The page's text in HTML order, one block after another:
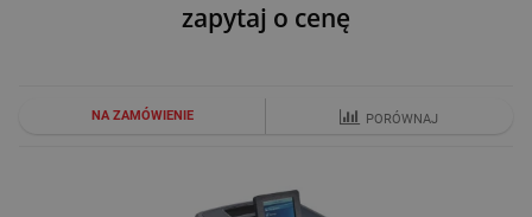
zapytaj o cenę
NA ZAMÓWIENIE PORÓWNAJ